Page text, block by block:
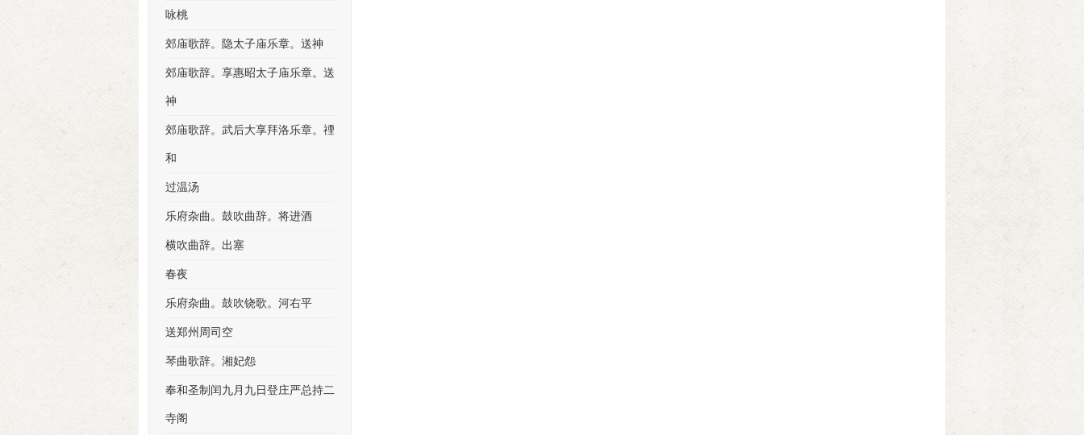
咏桃
郊庙歌辞。隐太子庙乐章。送神
郊庙歌辞。享惠昭太子庙乐章。送
神
郊庙歌辞。武后大享拜洛乐章。禋
和
过温汤
乐府杂曲。鼓吹曲辞。将进酒
横吹曲辞。出塞
春夜
乐府杂曲。鼓吹铙歌。河右平
送郑州周司空
琴曲歌辞。湘妃怨
奉和圣制闰九月九日登庄严总持二
寺阁